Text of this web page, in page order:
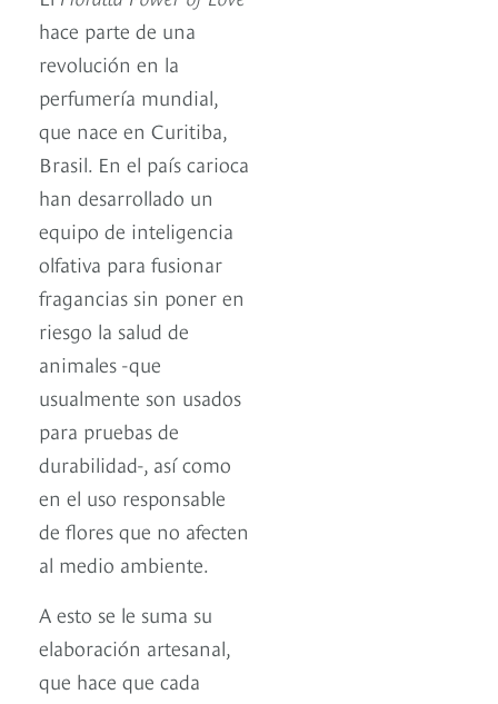
hace parte de una
revolución en la
perfumería mundial,
que nace en Curitiba,
Brasil. En el país carioca
han desarrollado un
equipo de inteligencia
olfativa para fusionar
fragancias sin poner en
riesgo la salud de
animales -que
usualmente son usados
para pruebas de
durabilidad-, así como
en el uso responsable
de flores que no afecten
al medio ambiente.
A esto se le suma su
elaboración artesanal,
que hace que cada